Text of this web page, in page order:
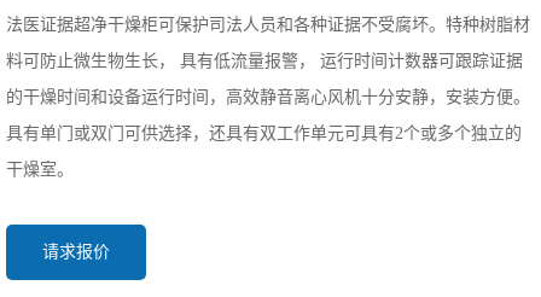
法医证据超净干燥柜可保护司法人员和各种证据不受腐坏。特种树脂材
料可防止微生物生长， 具有低流量报警， 运行时间计数器可跟踪证据
的干燥时间和设备运行时间，高效静音离心风机十分安静，安装方便。
具有单门或双门可供选择，还具有双工作单元可具有2个或多个独立的
干燥室。
请求报价